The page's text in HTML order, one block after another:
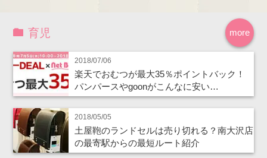
more
育児
2018/07/06
楽天でおむつが最大35％ポイントバック！
パンパースやgoonがこんなに安い…
2018/05/05
土屋鞄のランドセルは売り切れる？南大沢店
の最寄駅からの最短ルート紹介